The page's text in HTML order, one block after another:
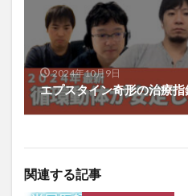
2024年10月9日
エプスタイン奇形の治療
関連する記事